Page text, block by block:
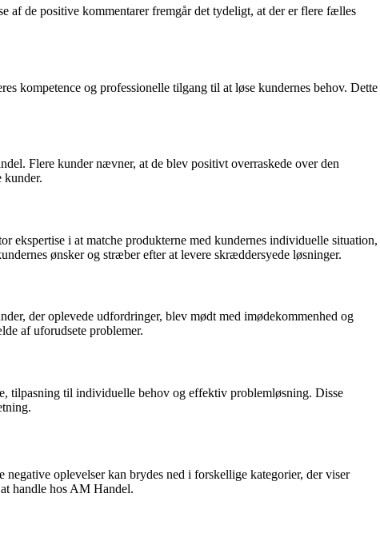
af de positive kommentarer fremgår det tydeligt, at der er flere fælles
kompetence og professionelle tilgang til at løse kundernes behov. Dette
Flere kunder nævner, at de blev positivt overraskede over den
kunder.
ekspertise i at matche produkterne med kundernes individuelle situation,
ønsker og stræber efter at levere skræddersyede løsninger.
der oplevede udfordringer, blev mødt med imødekommenhed og
af uforudsete problemer.
tilpasning til individuelle behov og effektiv problemløsning. Disse
oplevelser kan brydes ned i forskellige kategorier, der viser
handle hos AM Handel.